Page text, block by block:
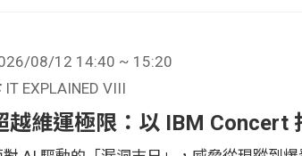
08/12 14:40 ~ 15:20
IT EXPLAINED VIII
越維運極限：以 IBM Concert